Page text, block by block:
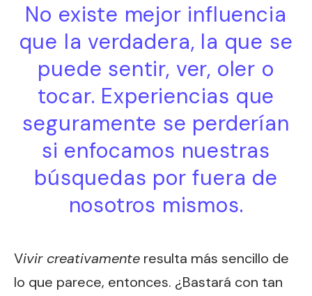
No existe mejor influencia
que la verdadera, la que se
puede sentir, ver, oler o
tocar. Experiencias que
seguramente se perderían
si enfocamos nuestras
búsquedas por fuera de
nosotros mismos.
Vivir creativamente resulta más sencillo de
lo que parece, entonces. ¿Bastará con tan